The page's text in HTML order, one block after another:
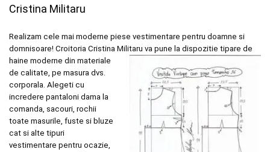
Cristina Militaru
Realizam cele mai moderne piese vestimentare pentru doamne si
domnisoare! Croitoria Cristina Militaru va pune la dispozitie tipare de
haine moderne din materiale
de calitate, pe masura dvs.
corporala. Alegeti cu
incredere pantaloni dama la
comanda, sacouri, rochii
toate masurile, fuste si bluze
cat si alte tipuri
vestimentare pentru ocazie,